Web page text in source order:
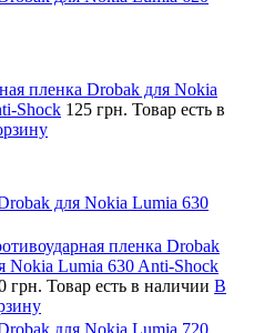
пленка Drobak для Nokia
Shock 125 грн. Товар есть в
для Nokia Lumia 630
пленка Drobak
Nokia Lumia 630 Anti-Shock
грн. Товар есть в наличии В
для Nokia Lumia 720